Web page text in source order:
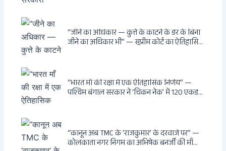
भूमिका — ED ने गिरफ्तार किया
“जीने का अधिकार — कुत्ते के काटने के डर के बिना
जीने का अधिकार भी” — सुप्रीम कोर्ट का ऐतिहासिक
अनुमति, राज्यों को 10 कड़े निर्देश
“भारत माँ की रक्षा में एक ऐतिहासिक निर्णय” —
पश्चिम बंगाल सरकार ने ‘चिकन नेक’ में 120 एकड़
दुश्मनों की नींद उड़ाई
“कानून अब TMC के ‘राजकुमार’ के दरवाजे पर” —
कोलकाता नगर निगम का अभिषेक बनर्जी की माँ